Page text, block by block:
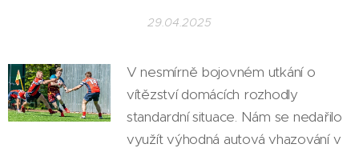
29.04.2025
V nesmírně bojovném utkání o
vítězství domácích rozhodly
standardní situace. Nám se nedařilo
využít výhodná autová vhazování v